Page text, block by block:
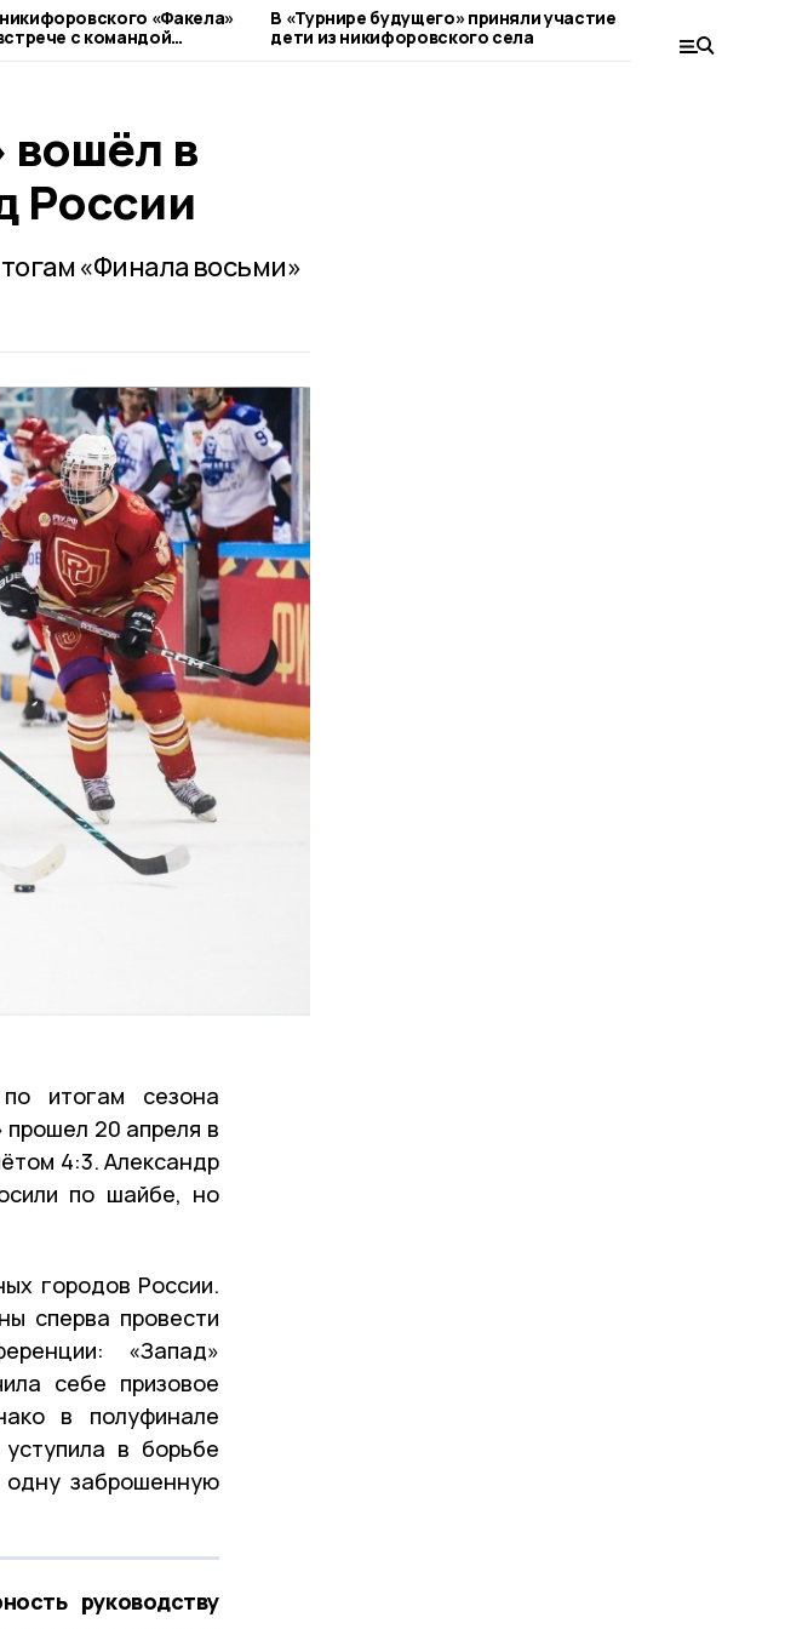
«Факела»
с командой
В «Турнире будущего» приняли участие
дети из никифоровского села
чемпионата
вошёл в
России
«Финала восьми»
итогам сезона
20 апреля в
4:3. Александр
по шайбе, но
городов России.
сперва провести
«Запад»
себе призовое
в полуфинале
в борьбе
одну заброшенную
руководству